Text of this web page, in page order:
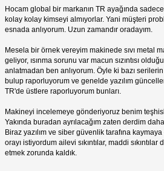
Hocam global bir markanın TR ayağında
kolay kolay kimseyi almıyorlar. Yani müşteri
esnada anlıyorum. Uzun zamandır oradayım.
Mesela bir örnek vereyim makinede sıvı metal
geliyor, ısınma sorunu var macun sızıntısı
anlatmadan ben anlıyorum. Öyle ki bazı
bulup raporluyorum ve genelde yazılım
TR'de üstlere raporluyorum bunları.
Makineyi incelemeye gönderiyoruz benim
Yakında buradan ayrılacağım zaten derdim
Biraz yazılım ve siber güvenlik tarafına kaymaya
orayı istiyordum ailevi sıkıntılar, maddi
etmek zorunda kaldık.